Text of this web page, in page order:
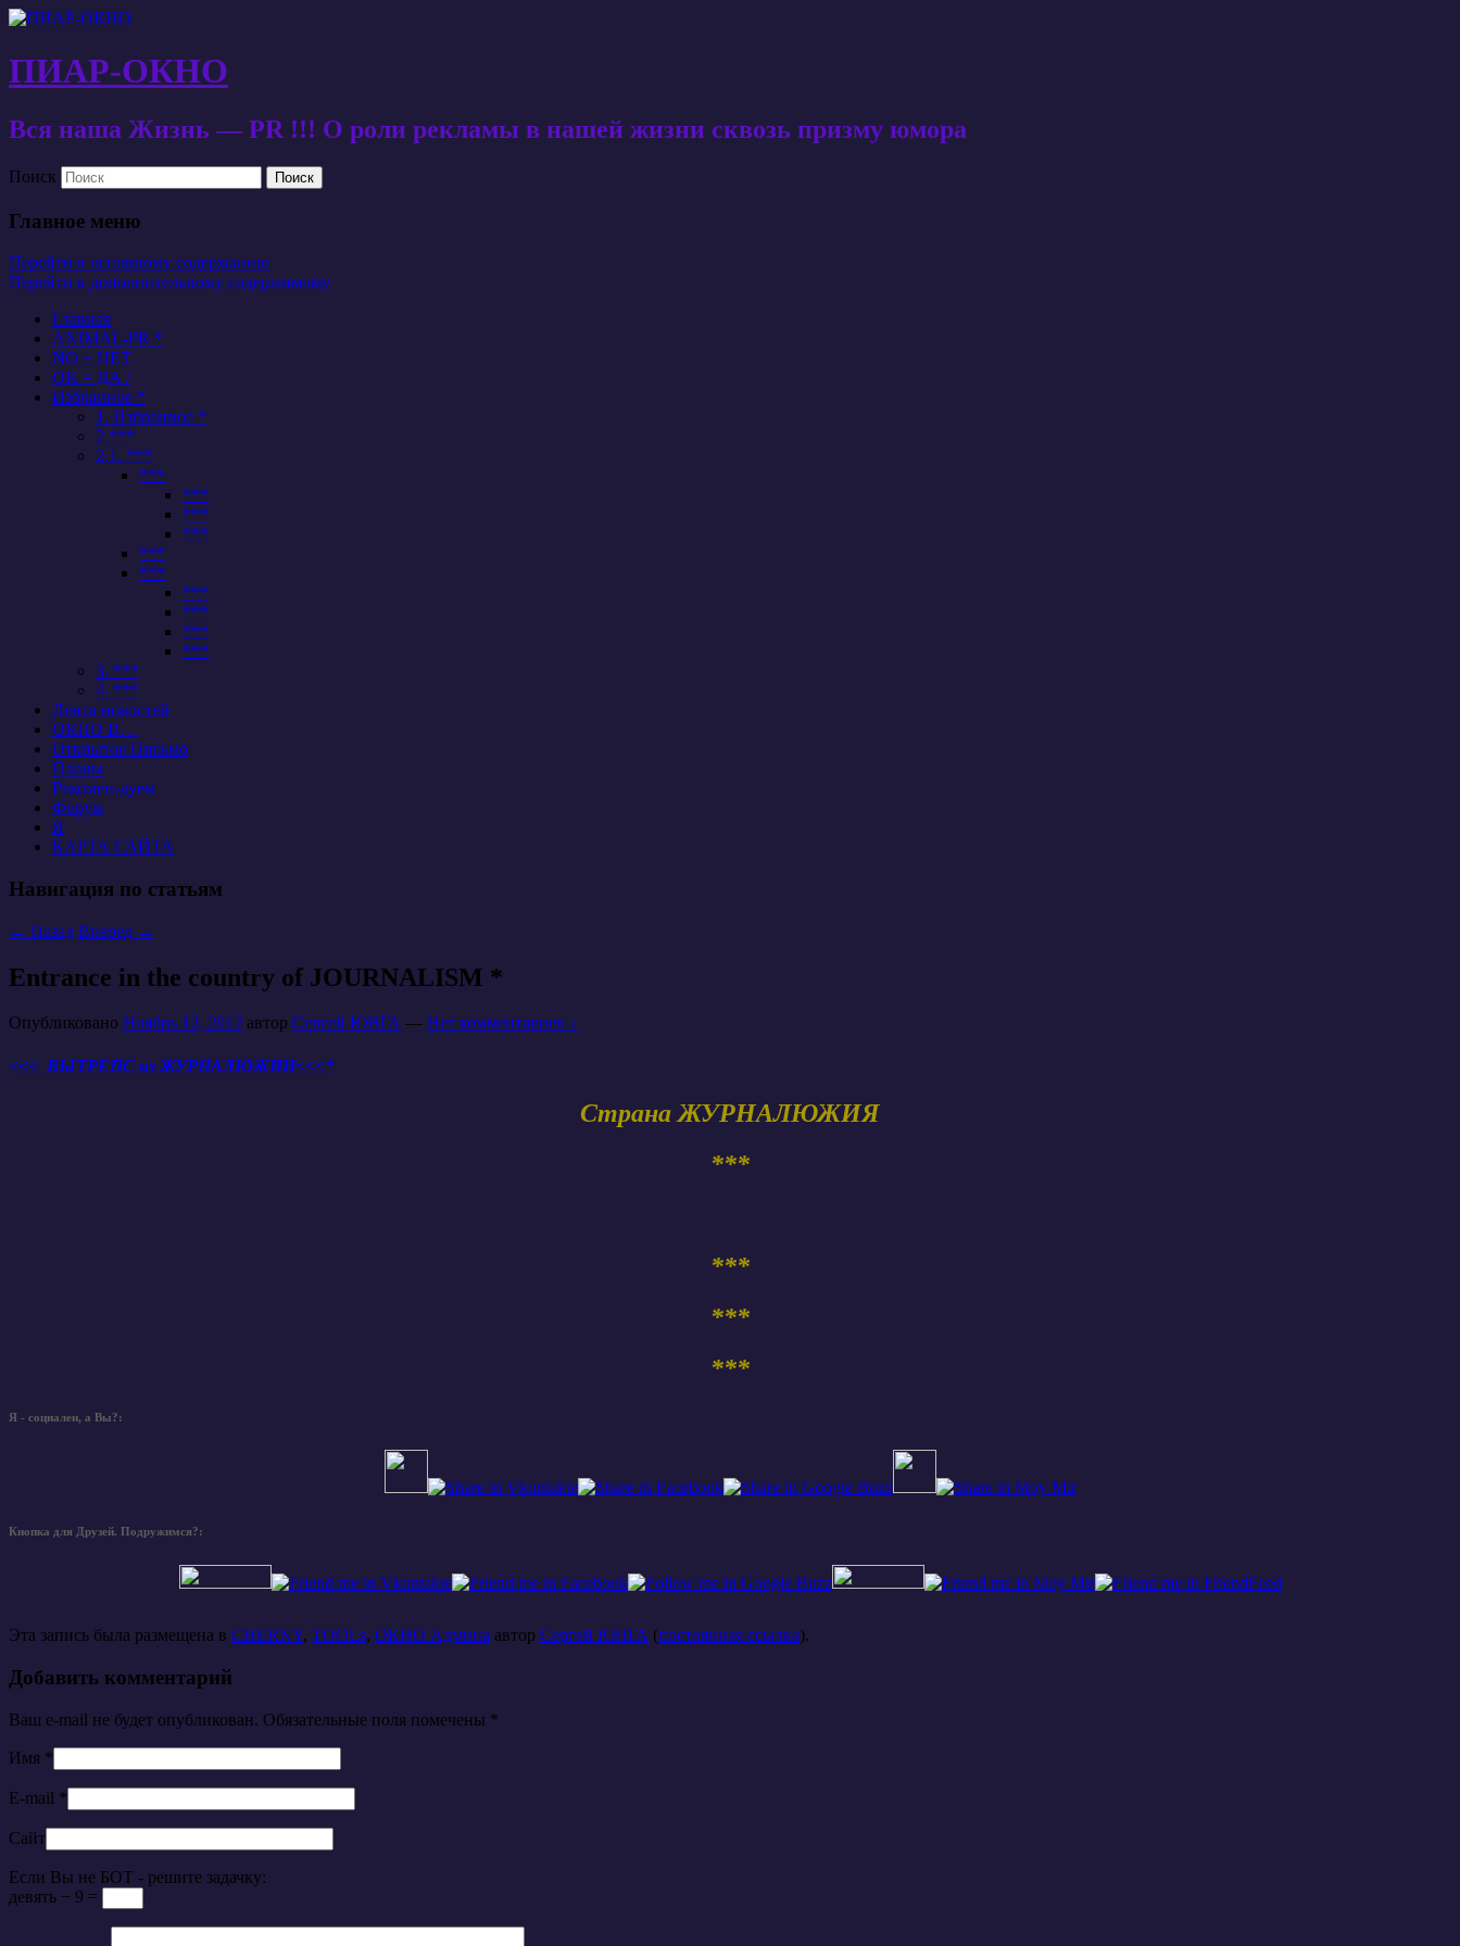
ПИАР-ОКНО
Вся наша Жизнь — PR !!! О роли рекламы в нашей жизни сквозь призму юмора
Поиск
Главное меню
Перейти к основному содержанию
Перейти к дополнительному содержимому
Главная
ANIMAL-PR *
NO = НЕТ
OK = ДА /
Избранное *
1. Избранное *
2 ***
2.1. ***
***
***
***
***
***
***
***
***
***
***
3. ***
4. ***
Лента новостей
ОКНО В…
Открытое Письмо
Планы
Рекомен-дуем
Форум
Я
КАРТА САЙТА
Навигация по статьям
← Назад Вперед →
Entrance in the country of JOURNALISM *
Опубликовано Ноябрь 12, 2012 автор Сергей ЮНГА — Нет комментариев ↓
<<< ВЫТРЕПС из ЖУРНАЛЮЖИИ<<<*
Страна ЖУРНАЛЮЖИЯ
***
***
***
***
Я - социален, а Вы?:
Кнопка для Друзей. Подружимся?:
Эта запись была размещена в CHERNY, TOOLs, ОКНО Админа автор Сергей ЮНГА (постоянная ссылка).
Добавить комментарий
Ваш e-mail не будет опубликован. Обязательные поля помечены *
Имя *
E-mail *
Сайт
Если Вы не БОТ - решите задачку:
девять − 9 =